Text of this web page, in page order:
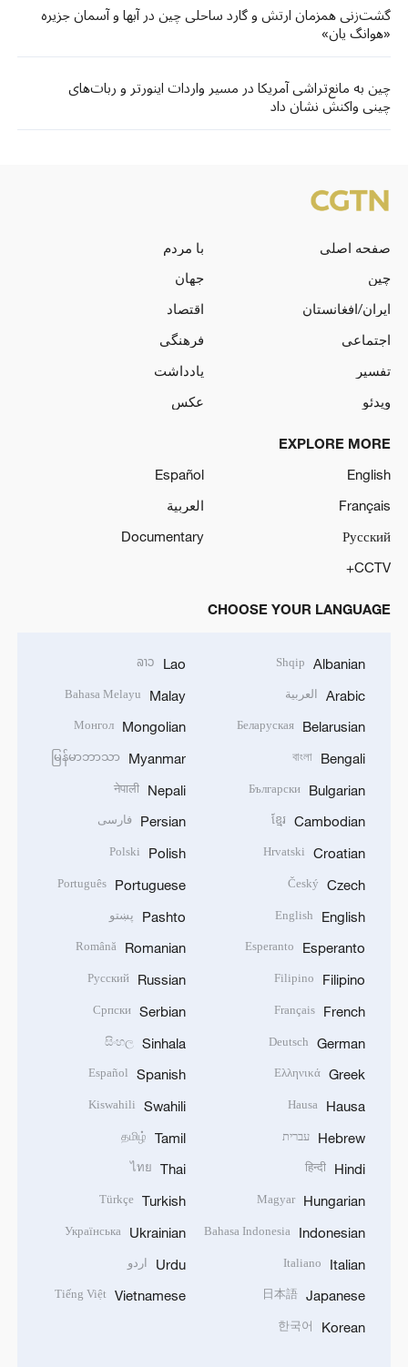
گشت‌زنی‌ همزمان ارتش و گارد ساحلی چین در آبها و آسمان جزیره
«هوانگ‌ یان»
چین به مانع‌تراشی آمریکا در مسیر واردات اینورتر و ربات‌های
چینی واکنش نشان داد
صفحه اصلی
با مردم
چین
جهان
ایران/افغانستان
اقتصاد
اجتماعی
فرهنگی
تفسیر
یادداشت
ویدئو
عکس
EXPLORE MORE
English
Español
Français
العربية
Русский
Documentary
CCTV+
CHOOSE YOUR LANGUAGE
Albanian
Shqip
Arabic العربية
Belarusian
Беларуская
Bengali
বাংলা
Bulgarian
Български
Cambodian
ខ្មែរ
Croatian
Hrvatski
Czech
Český
English
English
Esperanto
Esperanto
Filipino
Filipino
French
Français
German
Deutsch
Greek
Ελληνικά
Hausa
Hausa
Hebrew עברית
Hindi
हिन्दी
Hungarian
Magyar
Indonesian
Bahasa Indonesia
Italian
Italiano
Japanese
日本語
Korean
한국어
Lao
ລາວ
Malay
Bahasa Melayu
Mongolian
Монгол
Myanmar
မြန်မာဘာသာ
Nepali
नेपाली
Persian فارسی
Polish
Polski
Portuguese
Português
Pashto پښتو
Romanian
Română
Russian
Русский
Serbian
Српски
Sinhala
සිංහල
Spanish
Español
Swahili
Kiswahili
Tamil
தமிழ்
Thai
ไทย
Turkish
Türkçe
Ukrainian
Українська
Urdu اردو
Vietnamese
Tiếng Việt